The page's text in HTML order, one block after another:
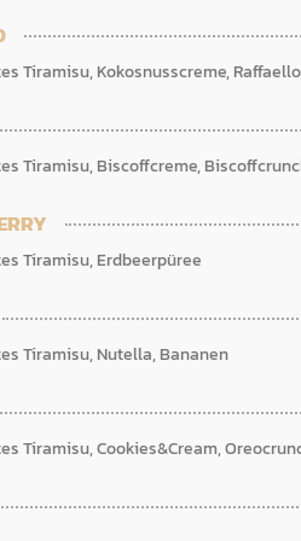
Tiramisu, Kokosnusscreme, Raffaello
Tiramisu, Biscoffcreme,
Tiramisu, Erdbeerpüree
Tiramisu, Nutella, Bananen
Tiramisu, Cookies&Cream,